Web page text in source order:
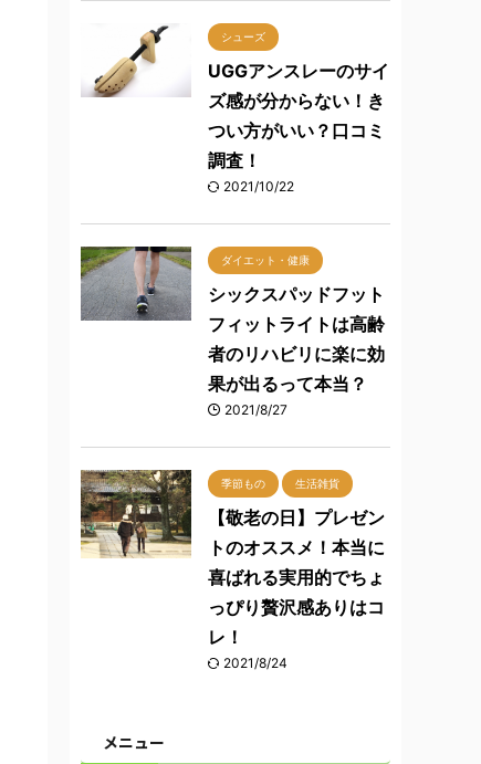
シューズ
UGGアンスレーのサイ
ズ感が分からない！き
つい方がいい？口コミ
調査！
2021/10/22
ダイエット・健康
シックスパッドフット
フィットライトは高齢
者のリハビリに楽に効
果が出るって本当？
2021/8/27
季節もの 生活雑貨
【敬老の日】プレゼン
トのオススメ！本当に
喜ばれる実用的でちょ
っぴり贅沢感ありはコ
レ！
2021/8/24
メニュー